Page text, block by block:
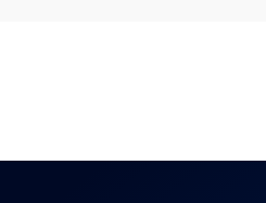
Hue Carril Perifo 0,5 m